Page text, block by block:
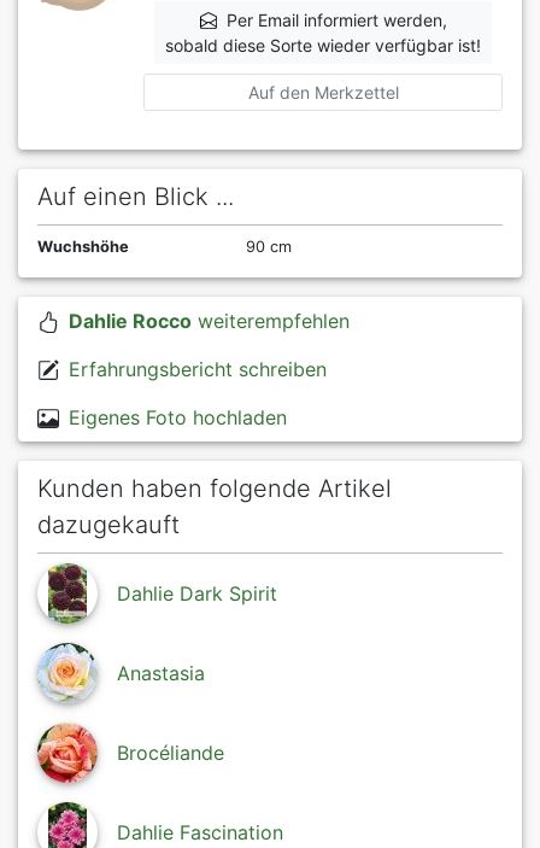
Per Email informiert werden,
sobald diese Sorte wieder verfügbar ist!
Auf den Merkzettel
Auf einen Blick ...
Wuchshöhe 90 cm
Dahlie Roccoweiterempfehlen
Erfahrungsbericht schreiben
Eigenes Foto hochladen
Kunden haben folgende Artikel
dazugekauft
Dahlie Dark Spirit
Anastasia
Brocéliande
Dahlie Fascination